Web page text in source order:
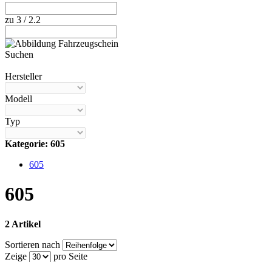
zu 3 / 2.2
Suchen
Hersteller
Modell
Typ
Kategorie: 605
605
605
2 Artikel
Sortieren nach
Zeige
pro Seite